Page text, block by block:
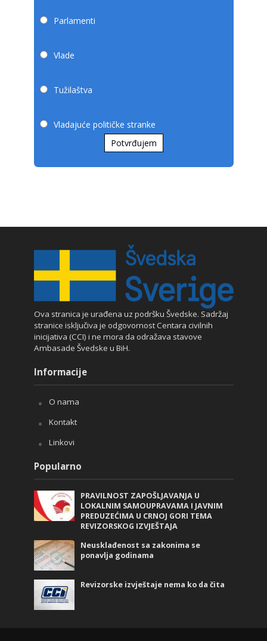
Parlamenti
Vlade
Tužilaštva
Vladajuće političke stranke
Potvrđujem
Ova stranica je urađena uz podršku Švedske. Sadržaj
stranice isključiva je odgovornost Centara civilnih
inicijativa (CCI) i ne mora da odražava stavove
Ambasade Švedske u BiH.
Informacije
O nama
Kontakt
Linkovi
Popularno
PRAVILNOST ZAPOŠLJAVANJA U
LOKALNIM SAMOUPRAVAMA I JAVNIM
PREDUZEĆIMA U CRNOJ GORI TEMA
REVIZORSKOG IZVJEŠTAJA
Neusklađenost sa zakonima se
ponavlja godinama
Revizorske izvještaje nema ko da čita